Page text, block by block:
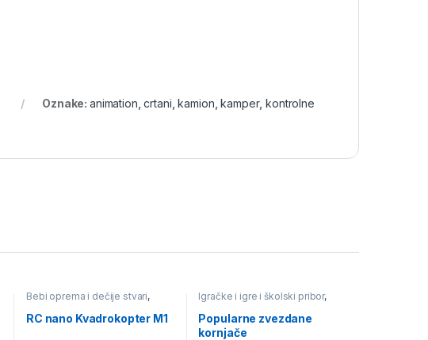
Oznake: animation ,crtani ,kamion ,kamper,kontrolne
Bebi oprema i dečije stvari,
Igračke i igre i školski pribor
Igračke na daljinski
RC nano Kvadrokopter M1
Igračke i igre i školski pribor,
Igračke na baterije
Plišane
Igračke,Za bebe
Popularne zvezdane
kornjače